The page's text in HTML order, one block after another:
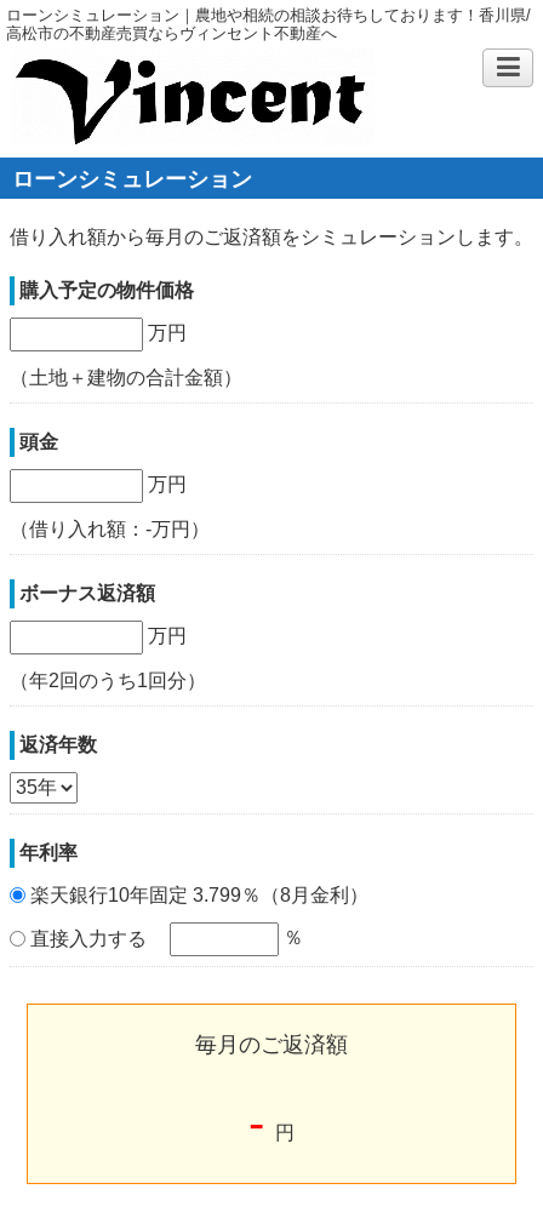
ローンシミュレーション｜農地や相続の相談お待ちしております！香川県/
高松市の不動産売買ならヴィンセント不動産へ
ローンシミュレーション
借り入れ額から毎月のご返済額をシミュレーションします。
購入予定の物件価格
万円
（土地＋建物の合計金額）
頭金
万円
（借り入れ額： -万円）
ボーナス返済額
万円
（年2回のうち1回分）
返済年数
年利率
楽天銀行10年固定 3.799％（8月金利）
直接入力する ％
毎月のご返済額
- 円